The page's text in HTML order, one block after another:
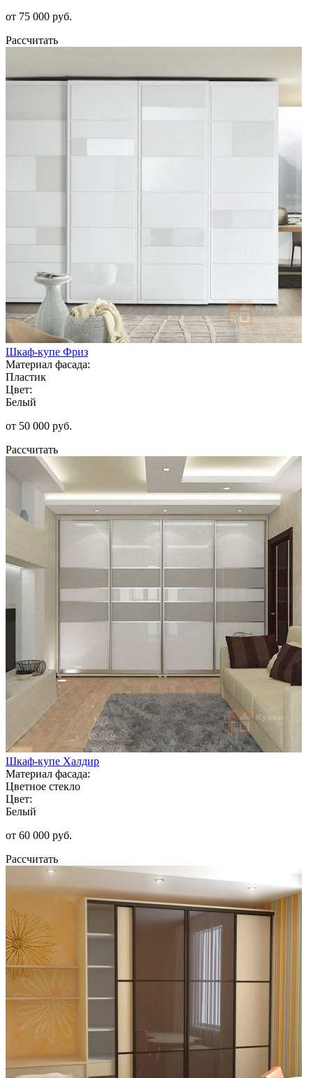
от 75 000 руб.
Рассчитать
Шкаф-купе Фриз
Материал фасада:
Пластик
Цвет:
Белый
от 50 000 руб.
Рассчитать
Шкаф-купе Халдир
Материал фасада:
Цветное стекло
Цвет:
Белый
от 60 000 руб.
Рассчитать